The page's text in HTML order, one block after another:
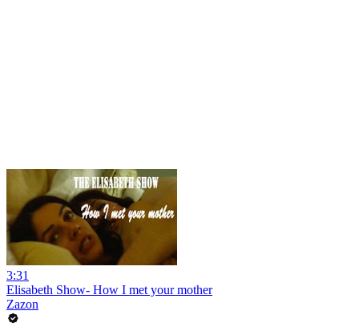
3:31
Elisabeth Show- How I met your mother
Zazon